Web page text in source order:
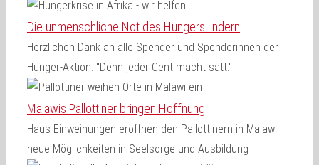
Die unmenschliche Not des Hungers lindern
Herzlichen Dank an alle Spender und Spenderinnen der
Hunger-Aktion. "Denn jeder Cent macht satt."
Malawis Pallottiner bringen Hoffnung
Haus-Einweihungen eröffnen den Pallottinern in Malawi
neue Möglichkeiten in Seelsorge und Ausbildung